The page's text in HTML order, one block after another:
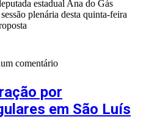
estadual Ana do Gás
plenária desta quinta-feira
comentário
por
em São Luís